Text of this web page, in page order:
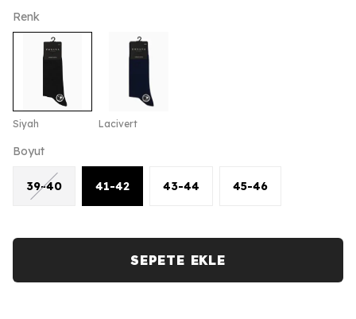
Renk
Siyah Lacivert
Boyut
39-40 41-42 43-44 45-46
SEPETE EKLE